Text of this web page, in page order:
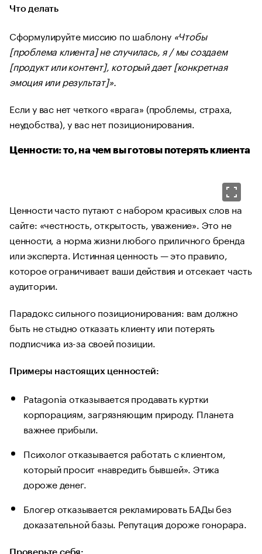
Что делать
Сформулируйте миссию по шаблону «Чтобы
[проблема клиента] не случилась, я / мы создаем
[продукт или контент], который дает [конкретная
эмоция или результат]».
Если у вас нет четкого «врага» (проблемы, страха,
неудобства), у вас нет позиционирования.
Ценности: то, на чем вы готовы потерять клиента
Ценности часто путают с набором красивых слов на
сайте: «честность, открытость, уважение». Это не
ценности, а норма жизни любого приличного бренда
или эксперта. Истинная ценность — это правило,
которое ограничивает ваши действия и отсекает часть
аудитории.
Парадокс сильного позиционирования: вам должно
быть не стыдно отказать клиенту или потерять
подписчика из-за своей позиции.
Примеры настоящих ценностей:
Patagonia отказывается продавать куртки
корпорациям, загрязняющим природу. Планета
важнее прибыли.
Психолог отказывается работать с клиентом,
который просит «навредить бывшей». Этика
дороже денег.
Блогер отказывается рекламировать БАДы без
доказательной базы. Репутация дороже гонорара.